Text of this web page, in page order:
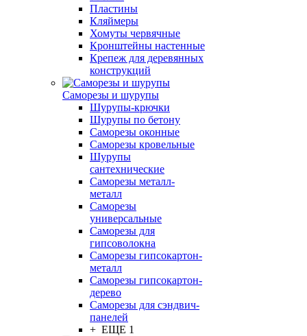
Пластины
Кляймеры
Хомуты червячные
Кронштейны настенные
Крепеж для деревянных
конструкций
Саморезы и шурупы
Шурупы-крючки
Шурупы по бетону
Саморезы оконные
Саморезы кровельные
Шурупы
сантехнические
Саморезы металл-
металл
Саморезы
универсальные
Саморезы для
гипсоволокна
Саморезы гипсокартон-
металл
Саморезы гипсокартон-
дерево
Саморезы для сэндвич-
панелей
+ ЕЩЕ 1